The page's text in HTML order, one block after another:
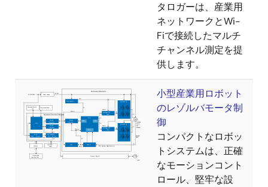
タロガーは、産業用
ネットワークとWi-
Fiで接続したマルチ
チャンネル測定を提
供します。
小型産業用ロボット
のレゾルバモータ制
御
コンパクトなロボッ
トシステムは、正確
なモーションコント
ロール、堅牢な設